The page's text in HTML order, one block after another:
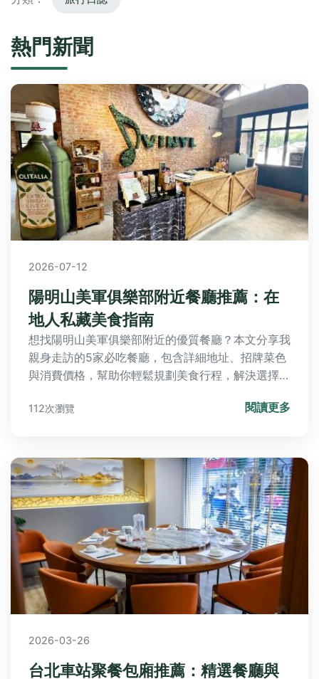
熱門新聞
2026-07-12
陽明山美軍俱樂部附近餐廳推薦：在
地人私藏美食指南
想找陽明山美軍俱樂部附近的優質餐廳？本文分享我
親身走訪的5家必吃餐廳，包含詳細地址、招牌菜色
與消費價格，幫助你輕鬆規劃美食行程，解決選擇困
112次瀏覽 閱讀更多
2026-03-26
台北車站聚餐包廂推薦：精選餐廳與